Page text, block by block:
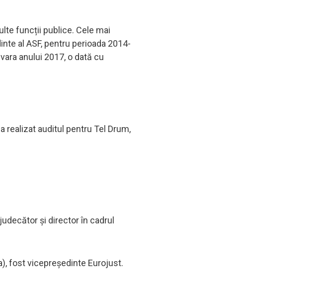
funcții publice. Cele mai
al ASF, pentru perioada 2014-
anului 2017, o dată cu
realizat auditul pentru Tel Drum,
și director în cadrul
fost vicepreședinte Eurojust.